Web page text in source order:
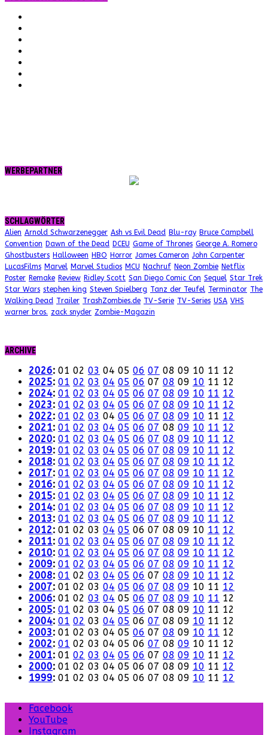
WERBEPARTNER
SCHLAGWÖRTER
Alien Arnold Schwarzenegger Ash vs Evil Dead Blu-ray Bruce Campbell
Convention Dawn of the Dead DCEU Game of Thrones George A. Romero
Ghostbusters Halloween HBO Horror James Cameron John Carpenter
LucasFilms Marvel Marvel Studios MCU Nachruf Neon Zombie Netflix
Poster Remake Review Ridley Scott San Diego Comic Con Sequel Star Trek
Star Wars stephen king Steven Spielberg Tanz der Teufel Terminator The
Walking Dead Trailer TrashZombies.de TV-Serie TV-Series USA VHS
warner bros. zack snyder Zombie-Magazin
ARCHIVE
2026: 01 02 03 04 05 06 07 08 09 10 11 12
2025: 01 02 03 04 05 06 07 08 09 10 11 12
2024: 01 02 03 04 05 06 07 08 09 10 11 12
2023: 01 02 03 04 05 06 07 08 09 10 11 12
2022: 01 02 03 04 05 06 07 08 09 10 11 12
2021: 01 02 03 04 05 06 07 08 09 10 11 12
2020: 01 02 03 04 05 06 07 08 09 10 11 12
2019: 01 02 03 04 05 06 07 08 09 10 11 12
2018: 01 02 03 04 05 06 07 08 09 10 11 12
2017: 01 02 03 04 05 06 07 08 09 10 11 12
2016: 01 02 03 04 05 06 07 08 09 10 11 12
2015: 01 02 03 04 05 06 07 08 09 10 11 12
2014: 01 02 03 04 05 06 07 08 09 10 11 12
2013: 01 02 03 04 05 06 07 08 09 10 11 12
2012: 01 02 03 04 05 06 07 08 09 10 11 12
2011: 01 02 03 04 05 06 07 08 09 10 11 12
2010: 01 02 03 04 05 06 07 08 09 10 11 12
2009: 01 02 03 04 05 06 07 08 09 10 11 12
2008: 01 02 03 04 05 06 07 08 09 10 11 12
2007: 01 02 03 04 05 06 07 08 09 10 11 12
2006: 01 02 03 04 05 06 07 08 09 10 11 12
2005: 01 02 03 04 05 06 07 08 09 10 11 12
2004: 01 02 03 04 05 06 07 08 09 10 11 12
2003: 01 02 03 04 05 06 07 08 09 10 11 12
2002: 01 02 03 04 05 06 07 08 09 10 11 12
2001: 01 02 03 04 05 06 07 08 09 10 11 12
2000: 01 02 03 04 05 06 07 08 09 10 11 12
1999: 01 02 03 04 05 06 07 08 09 10 11 12
Facebook
YouTube
Instagram